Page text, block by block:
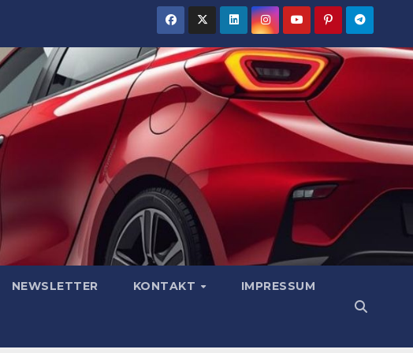
NEWSLETTER KONTAKT IMPRESSUM